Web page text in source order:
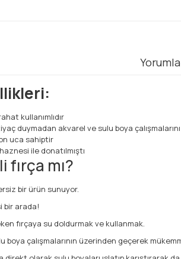
kullanımlıdır
duymadan akvarel ve sulu boya
uca sahiptir
ile donatılmıştı
fırça mı?
bir ürün sunuyor.
bir arada!
fırçaya su doldurmak ve kullanmak.
boya çalışmalarının üzerinden geçerek